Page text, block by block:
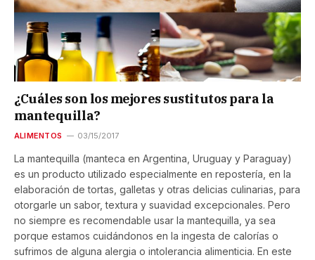
¿Cuáles son los mejores sustitutos para la
mantequilla?
ALIMENTOS 03/15/2017
La mantequilla (manteca en Argentina, Uruguay y Paraguay)
es un producto utilizado especialmente en repostería, en la
elaboración de tortas, galletas y otras delicias culinarias, para
otorgarle un sabor, textura y suavidad excepcionales. Pero
no siempre es recomendable usar la mantequilla, ya sea
porque estamos cuidándonos en la ingesta de calorías o
sufrimos de alguna alergia o intolerancia alimenticia. En este